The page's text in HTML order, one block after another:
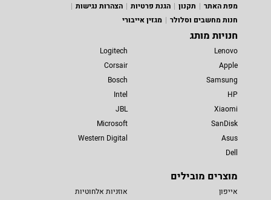
מפת האתר
תקנון הגנת פרטיות
הצהרות נגישות
חנות מחשבים וסלולר
מגזין אייבורי
חנויות מותג
Lenovo
Apple
Samsung
HP
Xiaomi
SanDisk
Asus
Dell
Logitech
Corsair
Bosch
Intel
JBL
Microsoft
Western Digital
מוצרים מובילים
אייפון
אוזניות אלחוטיות